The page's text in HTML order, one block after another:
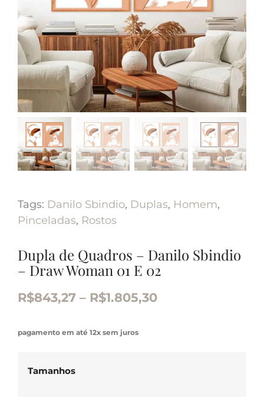
Tags: Danilo Sbindio, Duplas, Homem,
Pinceladas, Rostos
Dupla de Quadros – Danilo Sbindio
– Draw Woman 01 E 02
R$843,27 – R$1.805,30
pagamento em até 12x sem juros
Tamanhos